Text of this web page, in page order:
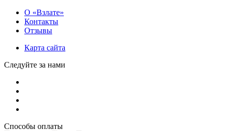
О «Взлате»
Контакты
Отзывы
Карта сайта
Следуйте за нами
Способы оплаты